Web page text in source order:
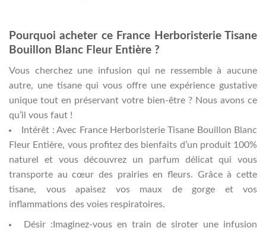
Pourquoi acheter ce France Herboristerie Tisane
Bouillon Blanc Fleur Entière ?
Vous cherchez une infusion qui ne ressemble à aucune
autre, une tisane qui vous offre une expérience gustative
unique tout en préservant votre bien-être ? Nous avons ce
qu’il vous faut !
Intérêt : Avec France Herboristerie Tisane Bouillon Blanc
Fleur Entière, vous profitez des bienfaits d’un produit 100%
naturel et vous découvrez un parfum délicat qui vous
transporte au cœur des prairies en fleurs. Grâce à cette
tisane, vous apaisez vos maux de gorge et vos
inflammations des voies respiratoires.
Désir :Imaginez-vous en train de siroter une infusion